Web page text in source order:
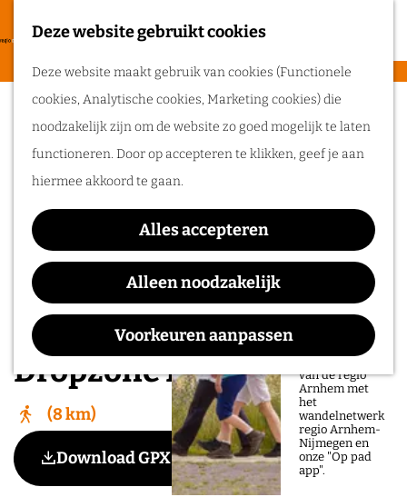
Deze website gebruikt cookies
Deze website maakt gebruik van cookies (Functionele
cookies, Analytische cookies, Marketing cookies) die
noodzakelijk zijn om de website zo goed mogelijk te laten
functioneren. Door op accepteren te klikken, geef je aan
hiermee akkoord te gaan.
Alles accepteren
Alleen noodzakelijk
Voorkeuren aanpassen
a
F
a
v
o
r
i
e
e
M
e
n
u
Routes
Wandelen
Routeplanner
Ga op pad in
natuur en rijke
van de regio
Arnhem met
het
wandelnetwerk
regio Arnhem-
Nijmegen en
onze "Op pad
app".
Dropzone Ede
8 km
Voeg toe als favoriet
Voeg toe als favoriet
Download GPX